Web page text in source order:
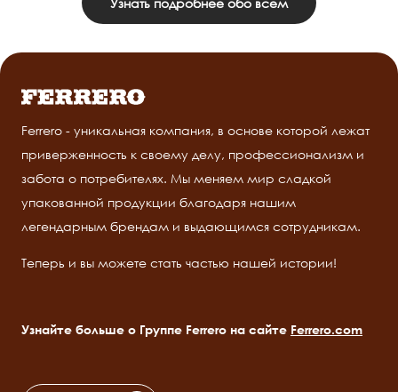
Ferrero - уникальная компания, в основе которой лежат
приверженность к своему делу, профессионализм и
забота о потребителях. Мы меняем мир сладкой
упакованной продукции благодаря нашим
легендарным брендам и выдающимся сотрудникам.
Теперь и вы можете стать частью нашей истории!
Узнайте больше о Группе Ferrero на сайте Ferrero.com